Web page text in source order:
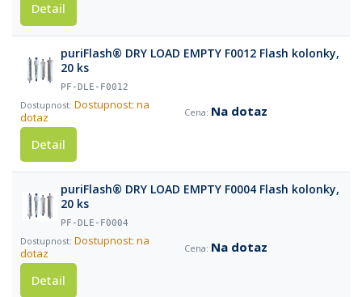
Detail
puriFlash® DRY LOAD EMPTY F0012 Flash kolonky,
20 ks
PF-DLE-F0012
Dostupnost: na
dotaz
Na dotaz
Detail
puriFlash® DRY LOAD EMPTY F0004 Flash kolonky,
20 ks
PF-DLE-F0004
Dostupnost: na
dotaz
Na dotaz
Detail